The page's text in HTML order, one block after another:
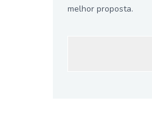
melhor proposta.